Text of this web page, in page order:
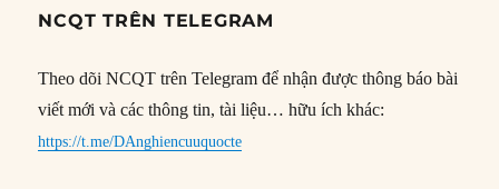
NCQT TRÊN TELEGRAM
Theo dõi NCQT trên Telegram để nhận được thông báo bài
viết mới và các thông tin, tài liệu… hữu ích khác:
https://t.me/DAnghiencuuquocte